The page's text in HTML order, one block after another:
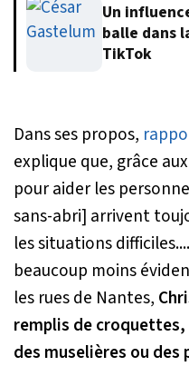
Un
balle dans
TikTok
Dans ses propos,
explique que, grâce
pour aider les
sans-abri] arrivent
les situations
beaucoup moins
les rues de Nantes,
remplis de
des muselières ou